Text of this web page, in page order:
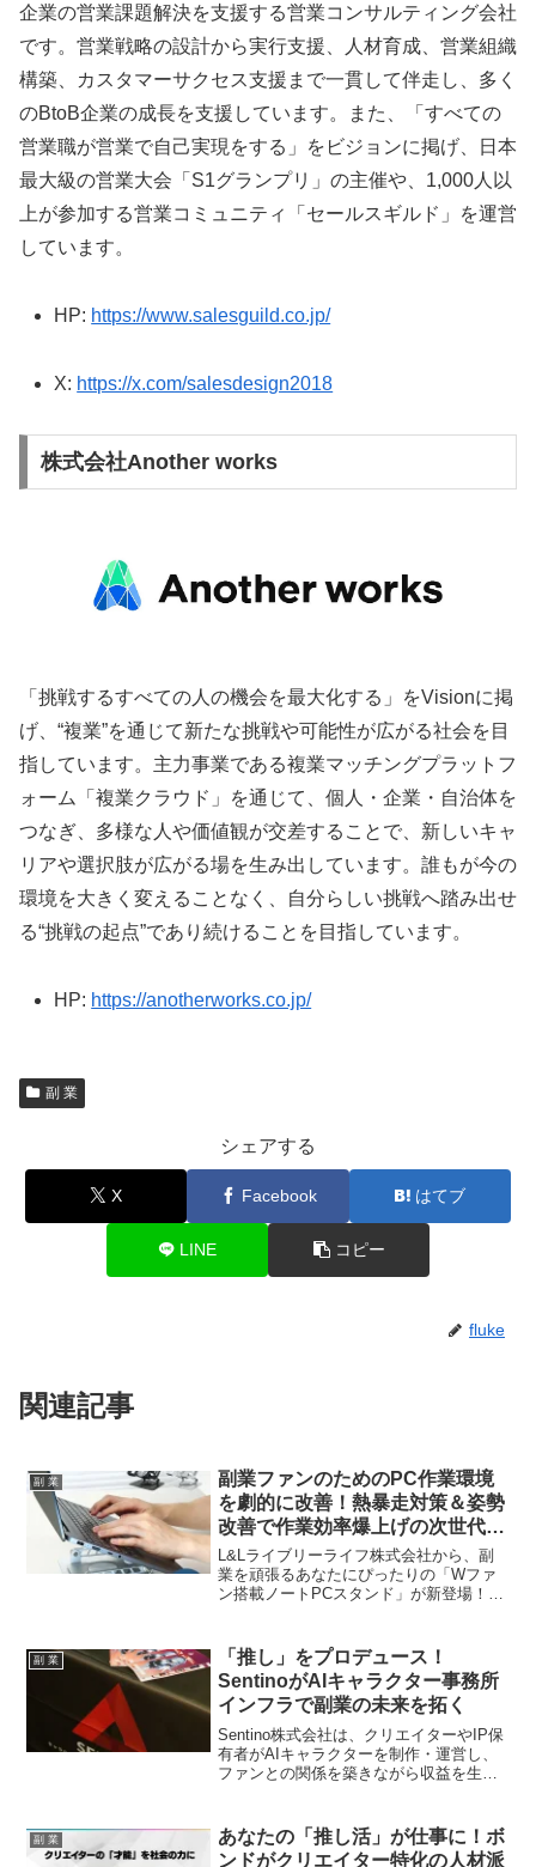
企業の営業課題解決を支援する営業コンサルティング会社
です。営業戦略の設計から実行支援、人材育成、営業組織
構築、カスタマーサクセス支援まで一貫して伴走し、多く
のBtoB企業の成長を支援しています。また、「すべての
営業職が営業で自己実現をする」をビジョンに掲げ、日本
最大級の営業大会「S1グランプリ」の主催や、1,000人以
上が参加する営業コミュニティ「セールスギルド」を運営
しています。
HP: https://www.salesguild.co.jp/
X: https://x.com/salesdesign2018
株式会社Another works
「挑戦するすべての人の機会を最大化する」をVisionに掲
げ、“複業”を通じて新たな挑戦や可能性が広がる社会を目
指しています。主力事業である複業マッチングプラットフ
ォーム「複業クラウド」を通じて、個人・企業・自治体を
つなぎ、多様な人や価値観が交差することで、新しいキャ
リアや選択肢が広がる場を生み出しています。誰もが今の
環境を大きく変えることなく、自分らしい挑戦へ踏み出せ
る“挑戦の起点”であり続けることを目指しています。
HP: https://anotherworks.co.jp/
副 業
シェアする
X Facebook はてブ
LINE コピー
fluke
関連記事
副 業
副業ファンのためのPC作業環境
を劇的に改善！熱暴走対策＆姿勢
改善で作業効率爆上げの次世代ノ
ートPCスタンドが登場！
L&Lライブリーライフ株式会社から、副
業を頑張るあなたにぴったりの「Wファ
ン搭載ノートPCスタンド」が新登場！
を強力にサポートします。
副 業
「推し」をプロデュース！
SentinoがAIキャラクター事務所
インフラで副業の未来を拓く
Sentino株式会社は、クリエイターやIP保
有者がAIキャラクターを制作・運営し、
ファンとの関係を築きながら収益を生み
「推し活」を次のレベルへと引き上げる
可能性を秘めています。
副 業
あなたの「推し活」が仕事に！ボ
ンドがクリエイター特化の人材派